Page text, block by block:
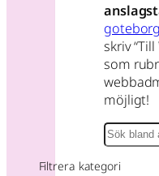
skriv
som
möjligt!
S
ö
k
Filtrera kategori